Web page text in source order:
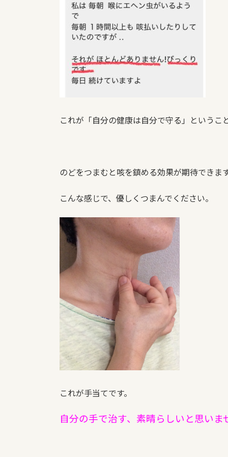
これが「自分の健康は自分で守る」ということ
のどをつまむと咳を鎮める効果が期待できます
こんな感じで、優しくつまんでください。
これが手当てです。
自分の手で治す、素晴らしいと思いま